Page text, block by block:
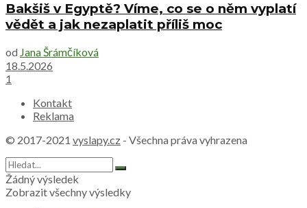
Bakšiš v Egyptě? Víme, co se o něm vyplatí
vědět a jak nezaplatit příliš moc
od Jana Šrámčíková
18.5.2026
1
Kontakt
Reklama
© 2017-2021 vyslapy.cz - Všechna práva vyhrazena
Žádný výsledek
Zobrazit všechny výsledky